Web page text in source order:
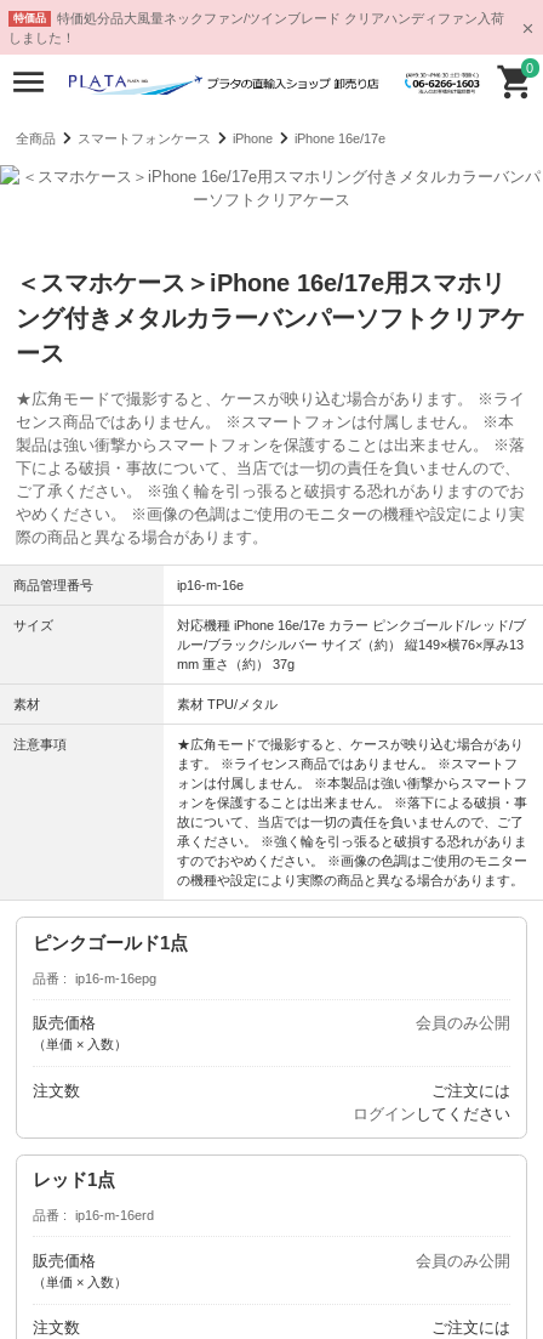
特価品
特価処分品大風量ネックファン/ツインブレード クリアハンディファン入荷
しました！
0
全商品 スマートフォンケース iPhone iPhone 16e/17e
＜スマホケース＞iPhone 16e/17e用スマホリ
ング付きメタルカラーバンパーソフトクリアケ
ース
★広角モードで撮影すると、ケースが映り込む場合があります。 ※ライ
センス商品ではありません。 ※スマートフォンは付属しません。 ※本
製品は強い衝撃からスマートフォンを保護することは出来ません。 ※落
下による破損・事故について、当店では一切の責任を負いませんので、
ご了承ください。 ※強く輪を引っ張ると破損する恐れがありますのでお
やめください。 ※画像の色調はご使用のモニターの機種や設定により実
際の商品と異なる場合があります。
商品管理番号 ip16-m-16e
サイズ
対応機種 iPhone 16e/17e カラー ピンクゴールド/レッド/ブ
ルー/ブラック/シルバー サイズ（約） 縦149×横76×厚み13
mm 重さ（約） 37g
素材 素材 TPU/メタル
注意事項
★広角モードで撮影すると、ケースが映り込む場合があり
ます。 ※ライセンス商品ではありません。 ※スマートフ
ォンは付属しません。 ※本製品は強い衝撃からスマートフ
ォンを保護することは出来ません。 ※落下による破損・事
故について、当店では一切の責任を負いませんので、ご了
承ください。 ※強く輪を引っ張ると破損する恐れがありま
すのでおやめください。 ※画像の色調はご使用のモニター
の機種や設定により実際の商品と異なる場合があります。
ピンクゴールド1点
品番 ip16-m-16epg
販売価格
（単価 × 入数）
会員のみ公開
注文数
ご注文には
ログイン してください
レッド1点
品番 ip16-m-16erd
販売価格
（単価 × 入数）
会員のみ公開
注文数
ご注文には